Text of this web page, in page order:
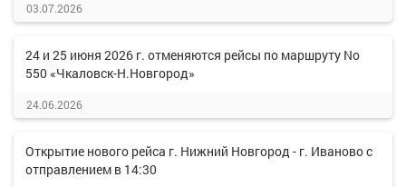
03.07.2026
24 и 25 июня 2026 г. отменяются рейсы по маршруту No
550 «Чкаловск-Н.Новгород»
24.06.2026
Открытие нового рейса г. Нижний Новгород - г. Иваново с
отправлением в 14:30